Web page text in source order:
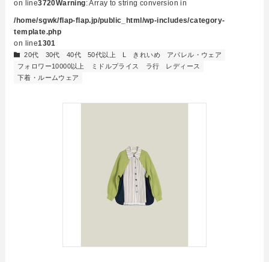
on line3720Warning: Array to string conversion in
/home/sgwk/flap-flap.jp/public_html/wp-includes/category-
template.php
on line1301
20代 30代 40代 50代以上 L きれいめ
アパレル・ウェア
フォロワー10000以上
ミドルプライス ラ行
レディース
下着・ルームウェア